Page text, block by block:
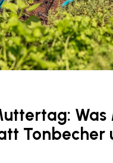
Tonbecher